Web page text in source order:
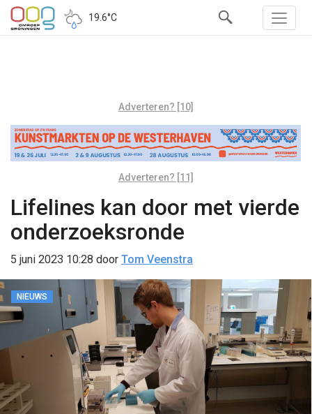
19.6°C
Adverteren? [10]
Adverteren? [11]
Lifelines kan door met vierde
onderzoeksronde
5 juni 2023 10:28 door Tom Veenstra
NIEUWS